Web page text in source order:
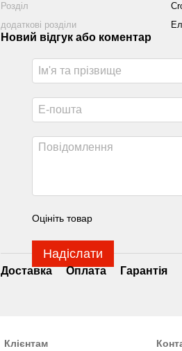
Розділ
додаткові розділи
Новий відгук або коментар
Оцініть товар
Надіслати
Доставка Оплата Гарантія
Клієнтам